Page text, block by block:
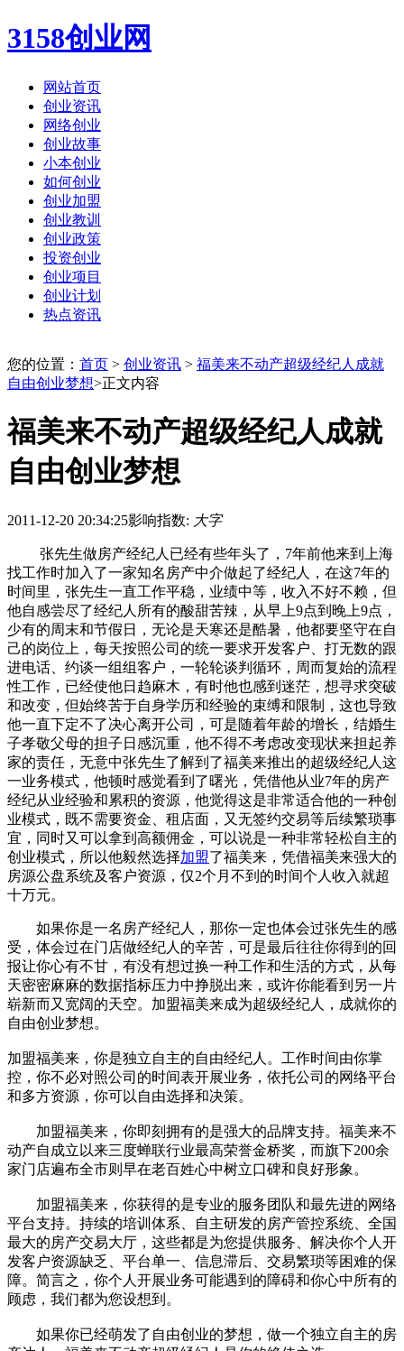
3158创业网
网站首页
创业资讯
网络创业
创业故事
小本创业
如何创业
创业加盟
创业教训
创业政策
投资创业
创业项目
创业计划
热点资讯
您的位置： 首页 > 创业资讯 > 福美来不动产超级经纪人成就
自由创业梦想>正文内容
福美来不动产超级经纪人成就
自由创业梦想
2011-12-20 20:34:25影响指数: 大字
张先生做房产经纪人已经有些年头了，7年前他来到上海
找工作时加入了一家知名房产中介做起了经纪人，在这7年的
时间里，张先生一直工作平稳，业绩中等，收入不好不赖，但
他自感尝尽了经纪人所有的酸甜苦辣，从早上9点到晚上9点，
少有的周末和节假日，无论是天寒还是酷暑，他都要坚守在自
己的岗位上，每天按照公司的统一要求开发客户、打无数的跟
进电话、约谈一组组客户，一轮轮谈判循环，周而复始的流程
性工作，已经使他日趋麻木，有时他也感到迷茫，想寻求突破
和改变，但始终苦于自身学历和经验的束缚和限制，这也导致
他一直下定不了决心离开公司，可是随着年龄的增长，结婚生
子孝敬父母的担子日感沉重，他不得不考虑改变现状来担起养
家的责任，无意中张先生了解到了福美来推出的超级经纪人这
一业务模式，他顿时感觉看到了曙光，凭借他从业7年的房产
经纪从业经验和累积的资源，他觉得这是非常适合他的一种创
业模式，既不需要资金、租店面，又无签约交易等后续繁琐事
宜，同时又可以拿到高额佣金，可以说是一种非常轻松自主的
创业模式，所以他毅然选择加盟了福美来，凭借福美来强大的
房源公盘系统及客户资源，仅2个月不到的时间个人收入就超
十万元。
如果你是一名房产经纪人，那你一定也体会过张先生的感
受，体会过在门店做经纪人的辛苦，可是最后往往你得到的回
报让你心有不甘，有没有想过换一种工作和生活的方式，从每
天密密麻麻的数据指标压力中挣脱出来，或许你能看到另一片
崭新而又宽阔的天空。加盟福美来成为超级经纪人，成就你的
自由创业梦想。
加盟福美来，你是独立自主的自由经纪人。工作时间由你掌
控，你不必对照公司的时间表开展业务，依托公司的网络平台
和多方资源，你可以自由选择和决策。
加盟福美来，你即刻拥有的是强大的品牌支持。福美来不
动产自成立以来三度蝉联行业最高荣誉金桥奖，而旗下200余
家门店遍布全市则早在老百姓心中树立口碑和良好形象。
加盟福美来，你获得的是专业的服务团队和最先进的网络
平台支持。持续的培训体系、自主研发的房产管控系统、全国
最大的房产交易大厅，这些都是为您提供服务、解决你个人开
发客户资源缺乏、平台单一、信息滞后、交易繁琐等困难的保
障。简言之，你个人开展业务可能遇到的障碍和你心中所有的
顾虑，我们都为您设想到。
如果你已经萌发了自由创业的梦想，做一个独立自主的房